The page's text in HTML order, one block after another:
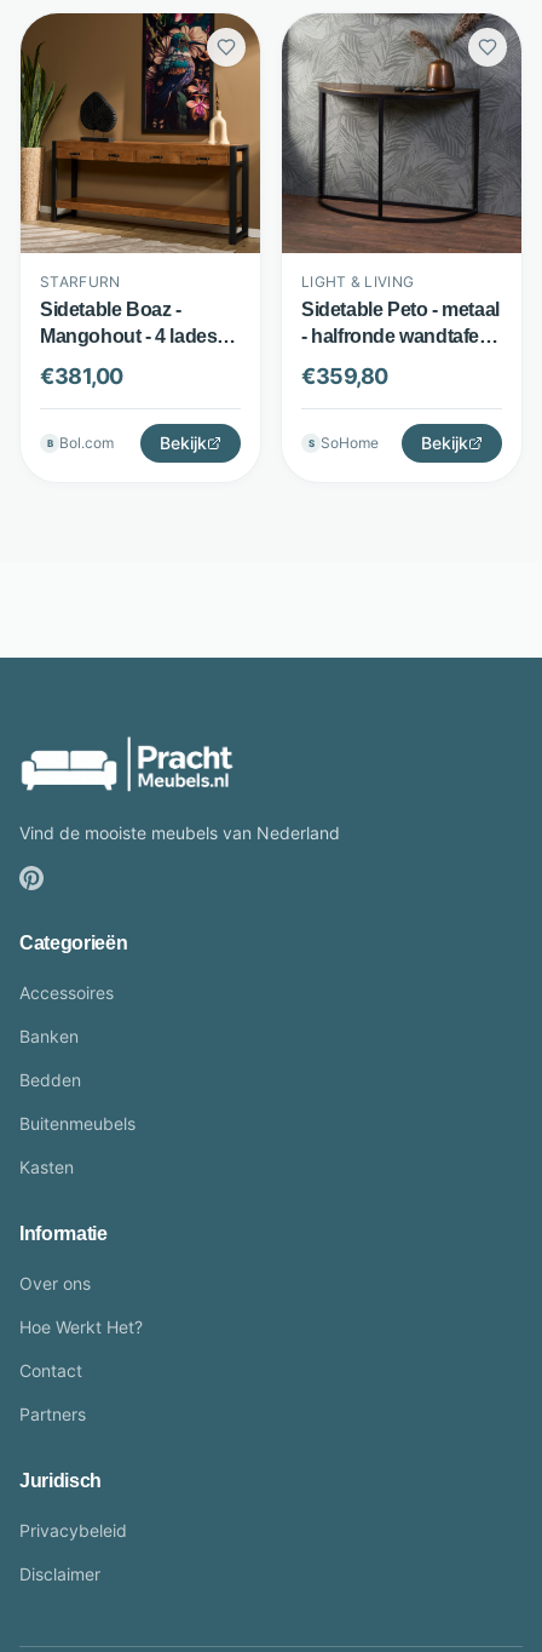
STARFURN
Sidetable Boaz -
Mangohout - 4 lades
met ingelegde
houtstroken - Bruin -
Starfurn
€381,00
B Bol.com Bekijk
LIGHT & LIVING
Sidetable Peto - metaal
- halfronde wandtafel -
antiek brons - Light &
Living
€359,80
S SoHome Bekijk
Vind de mooiste meubels van Nederland
Categorieën
Accessoires
Banken
Bedden
Buitenmeubels
Kasten
Informatie
Over ons
Hoe Werkt Het?
Contact
Partners
Juridisch
Privacybeleid
Disclaimer